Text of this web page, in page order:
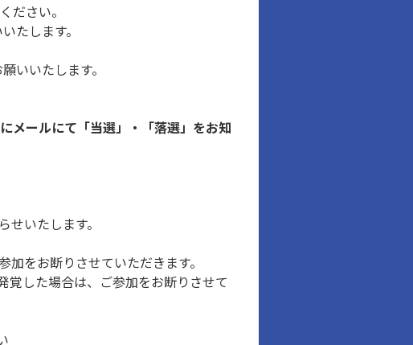
ださい。
たします。
いいたします。
メールにて「当選」・「落選」をお知
いたします。
をお断りさせていただきます。
した場合は、ご参加をお断りさせて